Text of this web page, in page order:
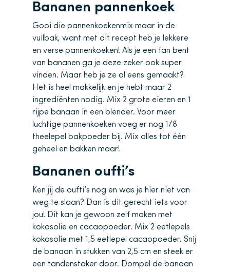
Bananen pannenkoek
Gooi die pannenkoekenmix maar in de
vuilbak, want met dit recept heb je lekkere
en verse pannenkoeken! Als je een fan bent
van bananen ga je deze zeker ook super
vinden. Maar heb je ze al eens gemaakt?
Het is heel makkelijk en je hebt maar 2
ingrediënten nodig. Mix 2 grote eieren en 1
rijpe banaan in een blender. Voor meer
luchtige pannenkoeken voeg er nog 1/8
theelepel bakpoeder bij. Mix alles tot één
geheel en bakken maar!
Bananen oufti’s
Ken jij de oufti’s nog en was je hier niet van
weg te slaan? Dan is dit gerecht iets voor
jou! Dit kan je gewoon zelf maken met
kokosolie en cacaopoeder. Mix 2 eetlepels
kokosolie met 1,5 eetlepel cacaopoeder. Snij
de banaan in stukken van 2,5 cm en steek er
een tandenstoker door. Dompel de banaan